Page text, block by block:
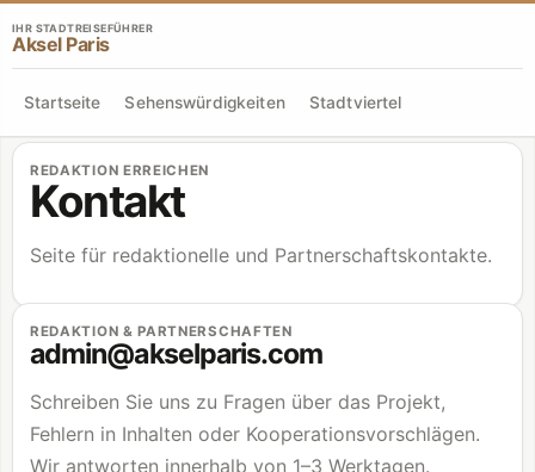
IHR STADTREISEFÜHRER
Aksel Paris
Startseite Sehenswürdigkeiten Stadtviertel
REDAKTION ERREICHEN
Kontakt
Seite für redaktionelle und Partnerschaftskontakte.
REDAKTION & PARTNERSCHAFTEN
admin@akselparis.com
Schreiben Sie uns zu Fragen über das Projekt,
Fehlern in Inhalten oder Kooperationsvorschlägen.
Wir antworten innerhalb von 1–3 Werktagen.